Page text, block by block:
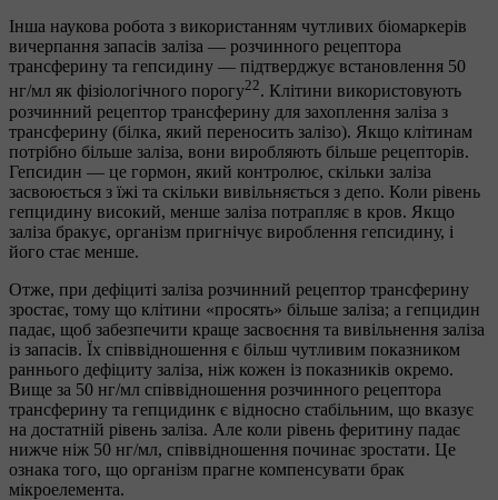
Інша наукова робота з використанням чутливих біомаркерів
вичерпання запасів заліза — розчинного рецептора
трансферину та гепсидину — підтверджує встановлення 50
нг/мл як фізіологічного порогу22. Клітини використовують
розчинний рецептор трансферину для захоплення заліза з
трансферину (білка, який переносить залізо). Якщо клітинам
потрібно більше заліза, вони виробляють більше рецепторів.
Гепсидин — це гормон, який контролює, скільки заліза
засвоюється з їжі та скільки вивільняється з депо. Коли рівень
гепцидину високий, менше заліза потрапляє в кров. Якщо
заліза бракує, організм пригнічує вироблення гепсидину, і
його стає менше.
Отже, при дефіциті заліза розчинний рецептор трансферину
зростає, тому що клітини «просять» більше заліза; а гепцидин
падає, щоб забезпечити краще засвоєння та вивільнення заліза
із запасів. Їх співвідношення є більш чутливим показником
раннього дефіциту заліза, ніж кожен із показників окремо.
Вище за 50 нг/мл співвідношення розчинного рецептора
трансферину та гепцидинк є відносно стабільним, що вказує
на достатній рівень заліза. Але коли рівень феритину падає
нижче ніж 50 нг/мл, співвідношення починає зростати. Це
ознака того, що організм прагне компенсувати брак
мікроелемента.